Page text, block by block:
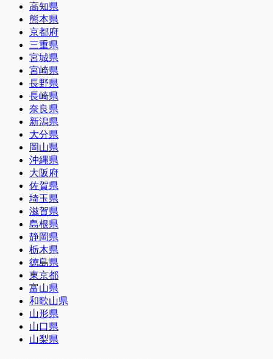
高知県
熊本県
京都府
三重県
宮城県
宮崎県
長野県
長崎県
奈良県
新潟県
大分県
岡山県
沖縄県
大阪府
佐賀県
埼玉県
滋賀県
島根県
静岡県
栃木県
徳島県
東京都
富山県
和歌山県
山形県
山口県
山梨県